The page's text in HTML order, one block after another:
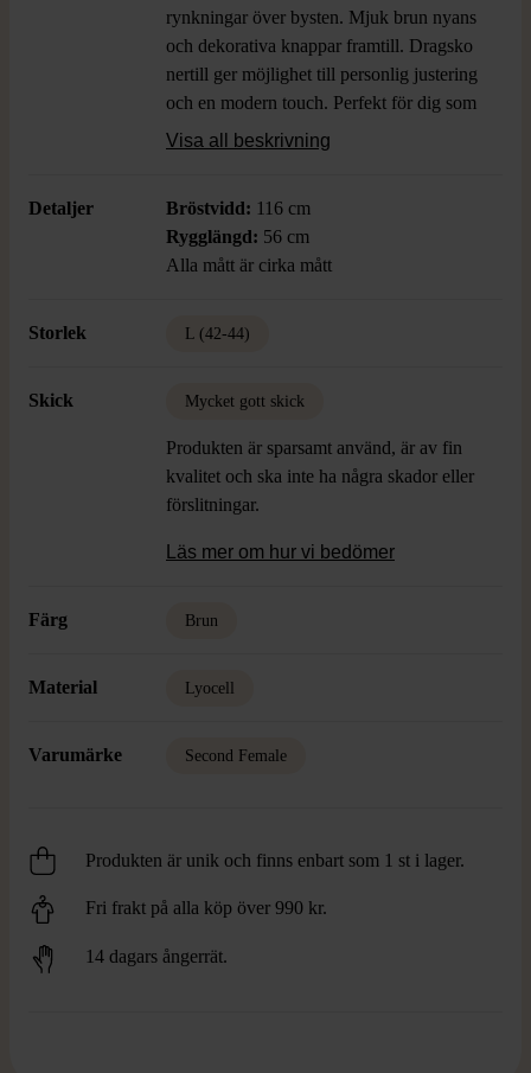
rynkningar över bysten. Mjuk brun nyans
och dekorativa knappar framtill. Dragsko
nertill ger möjlighet till personlig justering
och en modern touch. Perfekt för dig som
gillar avslappnade looks och enkel styling.
Visa all beskrivning
Detaljer Bröstvidd: 116 cm
Rygglängd: 56 cm
Alla mått är cirka mått
Storlek L (42-44)
Skick Mycket gott skick
Produkten är sparsamt använd, är av fin
kvalitet och ska inte ha några skador eller
förslitningar.
Läs mer om hur vi bedömer
Färg Brun
Material Lyocell
Varumärke Second Female
Produkten är unik och finns enbart som 1 st i lager.
Fri frakt på alla köp över 990 kr.
14 dagars ångerrät.